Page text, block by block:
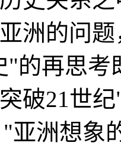
洲的问
"的再思考
破21世
亚洲想象